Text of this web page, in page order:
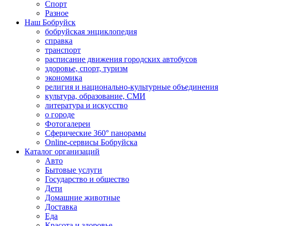
Спорт
Разное
Наш Бобруйск
бобруйская энциклопедия
справка
транспорт
расписание движения городских автобусов
здоровье, спорт, туризм
экономика
религия и национально-культурные объединения
культура, образование, СМИ
литература и искусство
о городе
Фотогалереи
Сферические 360° панорамы
Online-сервисы Бобруйска
Каталог организаций
Авто
Бытовые услуги
Государство и общество
Дети
Домашние животные
Доставка
Еда